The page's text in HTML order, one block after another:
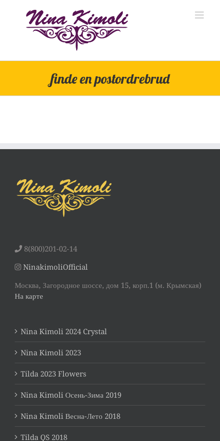
finde en postordrebrud
8(800)201-02-14
NinakimoliOfficial
Москва, Загородное шоссе, дом 15, корп.1 (м. Крымская)
На карте
Nina Kimoli 2024 Crystal
Nina Kimoli 2023
Tilda 2023 Flowers
Nina Kimoli Осень-Зима 2019
Nina Kimoli Весна-Лето 2018
Tilda QS 2018